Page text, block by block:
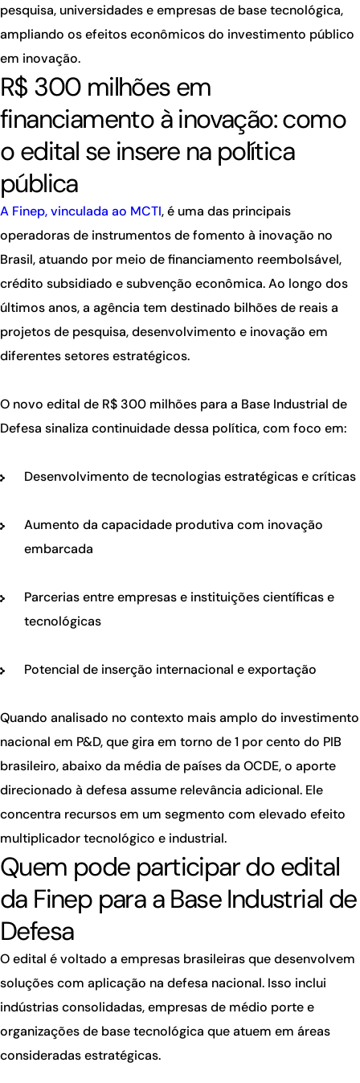
pesquisa, universidades e empresas de base tecnológica,
ampliando os efeitos econômicos do investimento público
em inovação.
R$ 300 milhões em
financiamento à inovação: como
o edital se insere na política
pública
A Finep, vinculada ao MCTI, é uma das principais
operadoras de instrumentos de fomento à inovação no
Brasil, atuando por meio de financiamento reembolsável,
crédito subsidiado e subvenção econômica. Ao longo dos
últimos anos, a agência tem destinado bilhões de reais a
projetos de pesquisa, desenvolvimento e inovação em
diferentes setores estratégicos.
O novo edital de R$ 300 milhões para a Base Industrial de
Defesa sinaliza continuidade dessa política, com foco em:
Desenvolvimento de tecnologias estratégicas e críticas
Aumento da capacidade produtiva com inovação
embarcada
Parcerias entre empresas e instituições científicas e
tecnológicas
Potencial de inserção internacional e exportação
Quando analisado no contexto mais amplo do investimento
nacional em P&D, que gira em torno de 1 por cento do PIB
brasileiro, abaixo da média de países da OCDE, o aporte
direcionado à defesa assume relevância adicional. Ele
concentra recursos em um segmento com elevado efeito
multiplicador tecnológico e industrial.
Quem pode participar do edital
da Finep para a Base Industrial de
Defesa
O edital é voltado a empresas brasileiras que desenvolvem
soluções com aplicação na defesa nacional. Isso inclui
indústrias consolidadas, empresas de médio porte e
organizações de base tecnológica que atuem em áreas
consideradas estratégicas.